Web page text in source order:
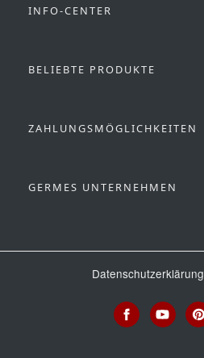
INFO-CENTER
BELIEBTE PRODUKTE
ZAHLUNGSMÖGLICHKEITEN
GERMES UNTERNEHMEN
Datenschutzerklärung